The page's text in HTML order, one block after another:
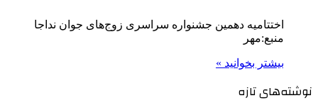
اختتامیه دهمین جشنواره سراسری زوج‌های جوان نداجا
منبع:مهر
بیشتر بخوانید »
نوشته‌های تازه